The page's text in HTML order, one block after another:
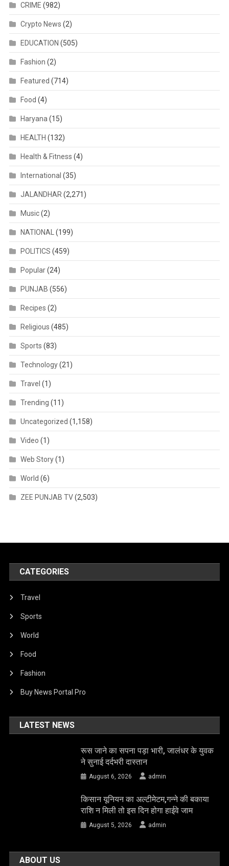
CRIME (982)
Crypto News (2)
EDUCATION (505)
Fashion (2)
Featured (714)
Food (4)
Haryana (15)
HEALTH (132)
Health & Fitness (4)
International (35)
JALANDHAR (2,271)
Music(2)
NATIONAL (199)
POLITICS (459)
Popular(24)
PUNJAB (556)
Recipes (2)
Religious (485)
Sports (83)
Technology(21)
Travel (1)
Trending (11)
Uncategorized (1,158)
Video (1)
Web Story(1)
World (6)
ZEE PUNJAB TV(2,503)
CATEGORIES
Travel
Sports
World
Food
Fashion
Buy News Portal Pro
LATEST NEWS
रूस जाने का सपना पड़ा भारी, जालंधर के युवक
ने सुनाई दर्दभरी दास्तान
August 6, 2026 admin
किसान यूनियन का अल्टीमेटम,गन्ने की बकाया
राशि न मिली तो इस दिन होगा हाईवे जाम
August 5, 2026 admin
ABOUT US